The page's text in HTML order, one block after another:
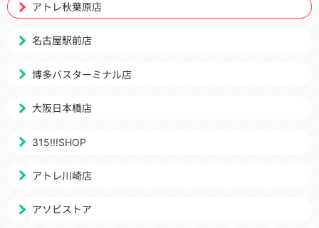
アトレ秋葉原店
名古屋駅前店
博多バスターミナル店
大阪日本橋店
315!!!SHOP
アトレ川崎店
アソビストア